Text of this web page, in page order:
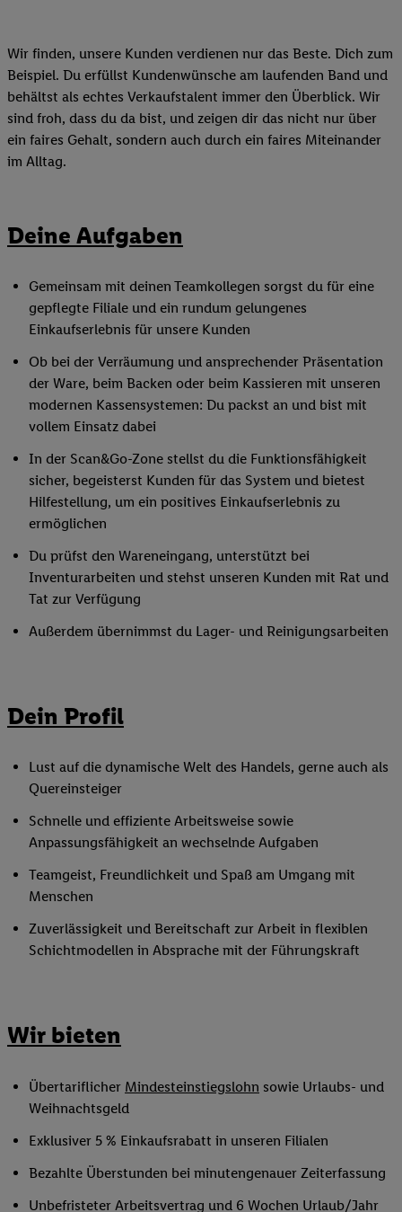
Wir finden, unsere Kunden verdienen nur das Beste. Dich zum
Beispiel. Du erfüllst Kundenwünsche am laufenden Band und
behältst als echtes Verkaufstalent immer den Überblick. Wir
sind froh, dass du da bist, und zeigen dir das nicht nur über
ein faires Gehalt, sondern auch durch ein faires Miteinander
im Alltag.
Deine Aufgaben
Gemeinsam mit deinen Teamkollegen sorgst du für eine
gepflegte Filiale und ein rundum gelungenes
Einkaufserlebnis für unsere Kunden
Ob bei der Verräumung und ansprechender Präsentation
der Ware, beim Backen oder beim Kassieren mit unseren
modernen Kassensystemen: Du packst an und bist mit
vollem Einsatz dabei
In der Scan&Go-Zone stellst du die Funktionsfähigkeit
sicher, begeisterst Kunden für das System und bietest
Hilfestellung, um ein positives Einkaufserlebnis zu
ermöglichen
Du prüfst den Wareneingang, unterstützt bei
Inventurarbeiten und stehst unseren Kunden mit Rat und
Tat zur Verfügung
Außerdem übernimmst du Lager- und Reinigungsarbeiten
Dein Profil
Lust auf die dynamische Welt des Handels, gerne auch als
Quereinsteiger
Schnelle und effiziente Arbeitsweise sowie
Anpassungsfähigkeit an wechselnde Aufgaben
Teamgeist, Freundlichkeit und Spaß am Umgang mit
Menschen
Zuverlässigkeit und Bereitschaft zur Arbeit in flexiblen
Schichtmodellen in Absprache mit der Führungskraft
Wir bieten
Übertariflicher Mindesteinstiegslohn sowie Urlaubs- und
Weihnachtsgeld
Exklusiver 5 % Einkaufsrabatt in unseren Filialen
Bezahlte Überstunden bei minutengenauer Zeiterfassung
Unbefristeter Arbeitsvertrag und 6 Wochen Urlaub/Jahr